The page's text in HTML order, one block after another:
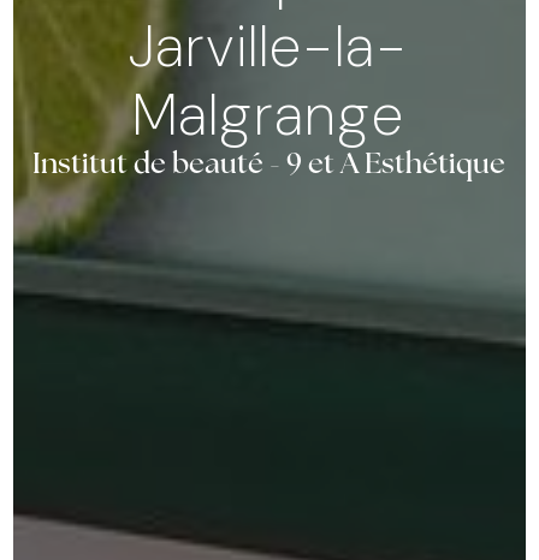
Jarville-la-
Malgrange
Institut de beauté - 9 et A Esthétique